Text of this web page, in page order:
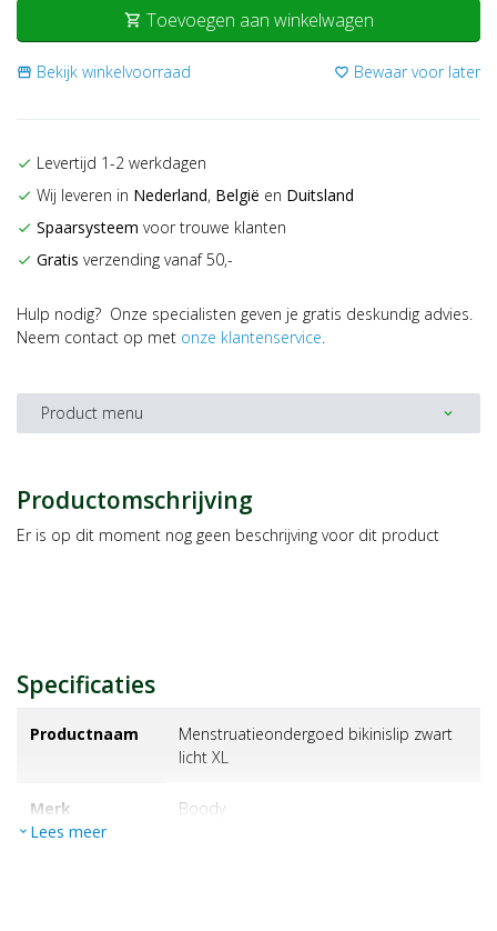
shopping_cart Toevoegen aan winkelwagen
storefront Bekijk winkelvoorraad favorite_border Bewaar voor later
check Levertijd 1-2 werkdagen
check Wij leveren in Nederland, België en Duitsland
check Spaarsysteem voor trouwe klanten
check Gratis verzending vanaf 50,-
Hulp nodig? Onze specialisten geven je gratis deskundig advies.
Neem contact op met onze klantenservice.
Product menu expand_more
Productomschrijving
Er is op dit moment nog geen beschrijving voor dit product
Specificaties
Productnaam
Menstruatieondergoed bikinislip zwart
licht XL
Merk boody
expand_more Lees meer